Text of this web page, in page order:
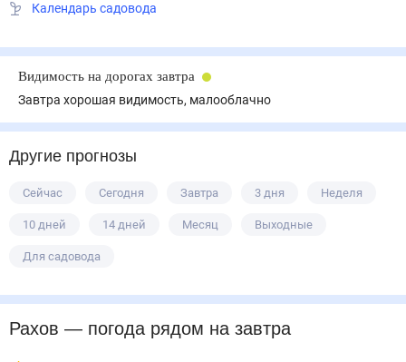
Календарь садовода
Видимость на дорогах завтра
Завтра хорошая видимость, малооблачно
Другие прогнозы
Сейчас Сегодня Завтра 3 дня Неделя
10 дней 14 дней Месяц Выходные
Для садовода
Рахов — погода рядомна завтра